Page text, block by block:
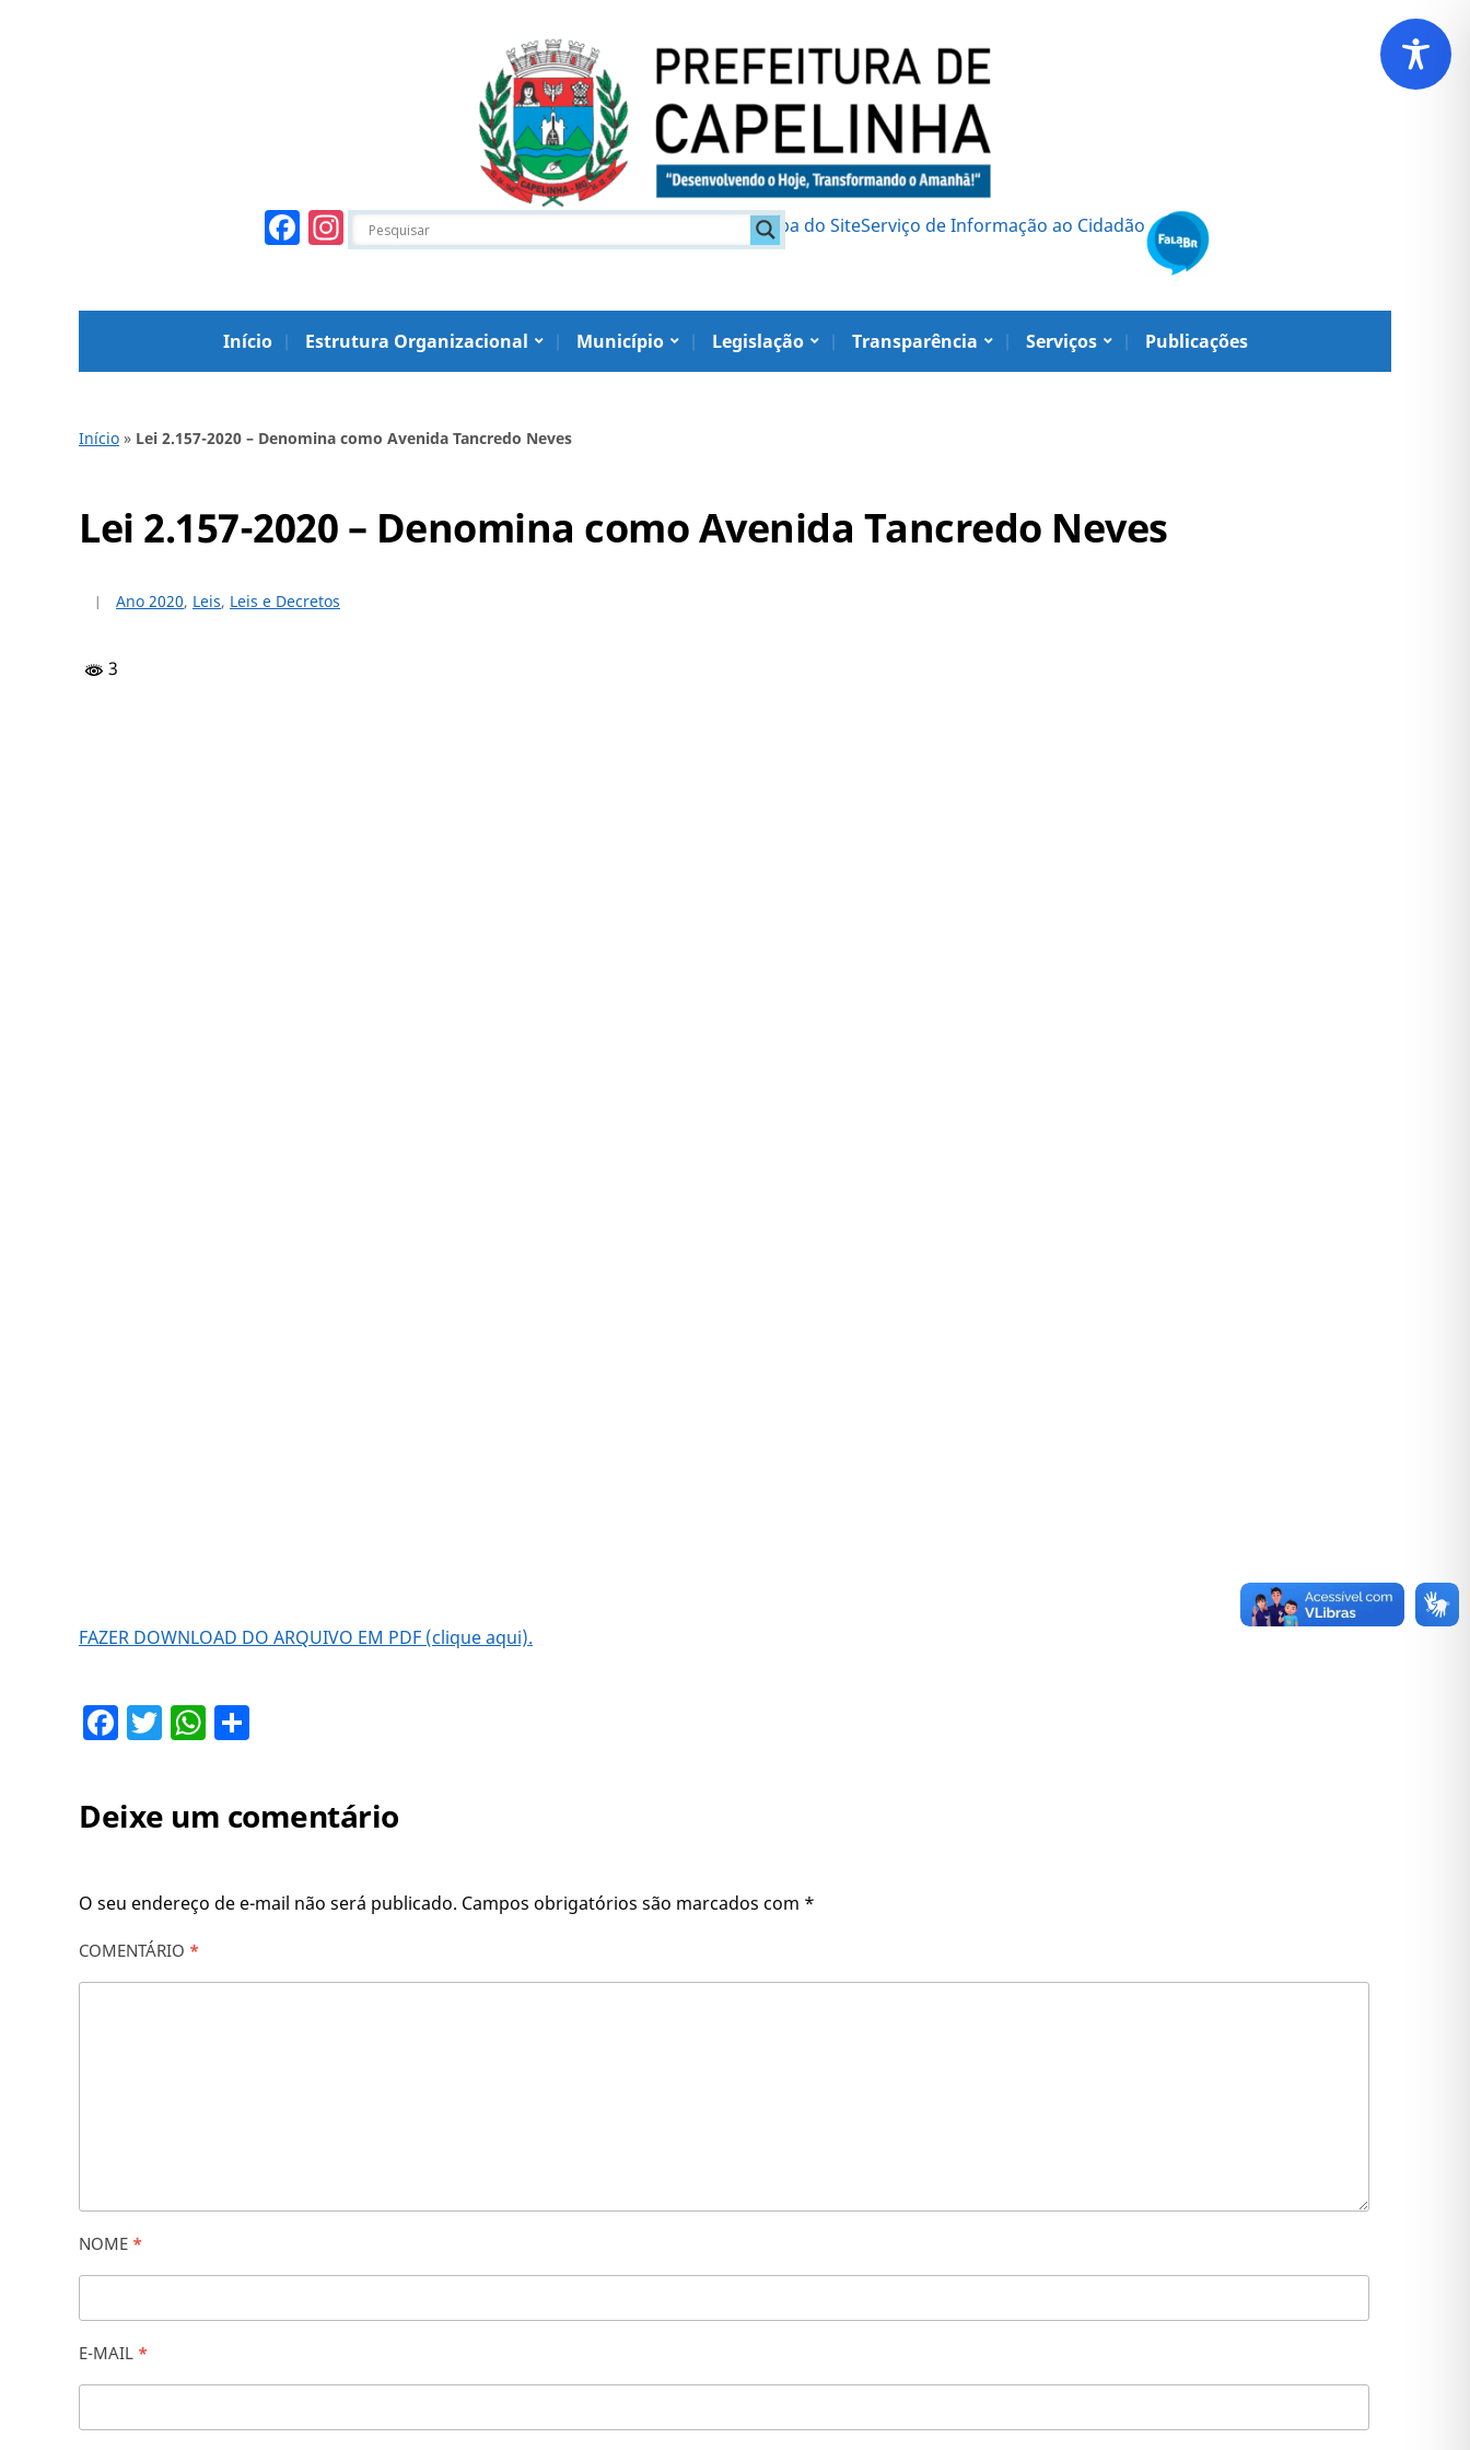
Facebook
Instagram Mapa do SiteServiço de Informação ao Cidadão
Início Estrutura Organizacional Município Legislação Transparência Serviços Publicações
Início » Lei 2.157-2020 – Denomina como Avenida Tancredo Neves
Lei 2.157-2020 – Denomina como Avenida Tancredo Neves
Ano 2020, Leis, Leis e Decretos
3
FAZER DOWNLOAD DO ARQUIVO EM PDF (clique aqui).
Facebook
TwitterWhatsApp
Deixe um comentário
O seu endereço de e-mail não será publicado. Campos obrigatórios são marcados com *
COMENTÁRIO *
NOME *
E-MAIL *